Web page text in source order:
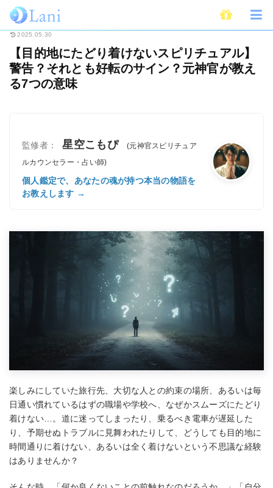
ホーム スピリチュアル 【目的地にたどり着けないスピリチュアル】警告
2025.05.30
【目的地にたどり着けないスピリチュアル】
警告？それとも好転のサイン？元神官が教え
る7つの意味
監修者： 星空こもぴ
(元神官スピリチュア
ルカウンセラー・占い師)
個人鑑定で、あなたの魂が持つ本当の物語を
お教えします →
楽しみにしていた旅行先、大切な人との約束の場所、あるいは毎
日通い慣れているはずの職場や学校へ、なぜかスムーズにたどり
着けない…。道に迷ってしまったり、乗るべき電車が遅延した
り、予期せぬトラブルに見舞われたりして、どうしても目的地に
時間通りに着けない、あるいは全く着けないという不思議な経験
はありませんか？